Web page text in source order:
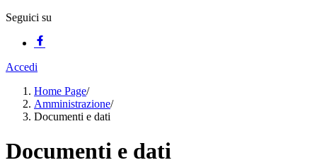
Seguici su
Accedi
Home Page/
Amministrazione/
Documenti e dati
Documenti e dati